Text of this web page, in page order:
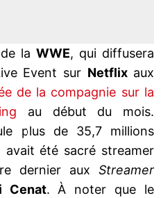
de laWWE, qui diffusera
Event sur Netflix aux
de la compagnie sur la
au début du mois.
plus de 35,7 millions
avait été sacré streamer
dernier aux Streamer
Cenat. À noter que le